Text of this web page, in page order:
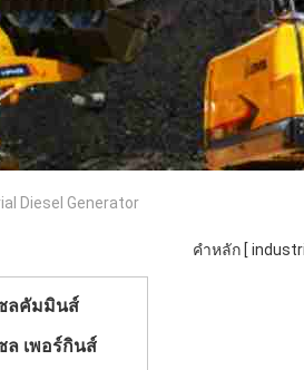
Diesel Generator
ซลคัมมินส์
ล เพอร์กินส์
คำหลัก [